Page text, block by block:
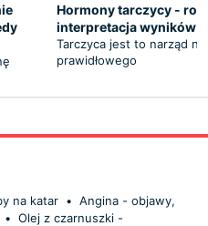
Hormony tarczycy -
interpretacja wyników
Tarczyca jest to narząd
prawidłowego
na katar • Angina - objawy,
• Olej z czarnuszki -